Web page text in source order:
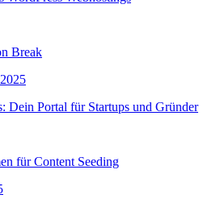
Break
Dein Portal für Startups und Gründer
für Content Seeding